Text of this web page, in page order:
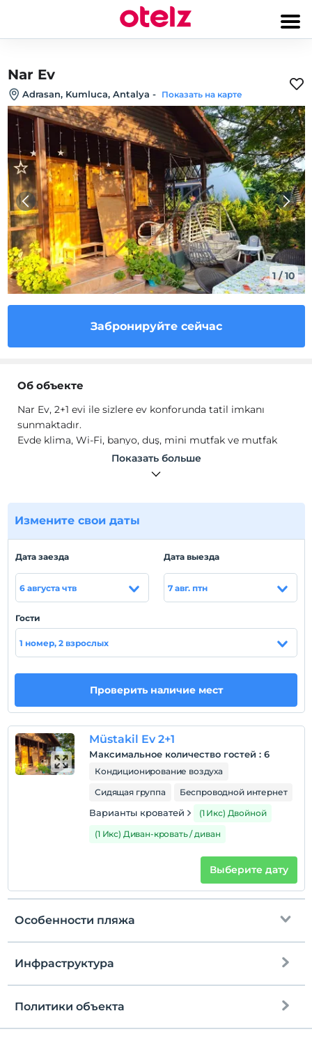
Nar Ev
Adrasan, Kumluca, Antalya - Показать на карте
1/10
Забронируйте сейчас
Об объекте
Nar Ev, 2+1 evi ile sizlere ev konforunda tatil imkanı
sunmaktadır.
Evde klima, Wi-Fi, banyo, duş, mini mutfak ve mutfak
gereçleri gibi olanaklar mevcuttur.
Kumluca Adrasan'da konumlanmaktadır.
Пляж
Показать на
Политики объекта
Зарегистрироваться
Время выезда
До 12:00
Домашние животные
Домашние животные разрешены
С детей младше 2 плата не взимается.
Плата за 1 ребенка (детей) в возрасте до 5 на номер
Показать больше
Измените свои даты
Дата заезда
6 августа чтв
Дата выезда
7 авг. птн
Гости
1 номер, 2 взрослых
Проверить наличие мест
Müstakil Ev 2+1
Максимальное количество гостей : 6
Кондиционирование воздуха
Сидящая группа
Беспроводной интернет
Варианты кроватей
(1 Икс) Двойной
(1 Икс) Диван-кровать / диван
Выберите дату
Особенности пляжа
До пляжа
Общественный пляж
Песчано-галечный пляж
Инфраструктура
Политики объекта
Зарегистрироваться